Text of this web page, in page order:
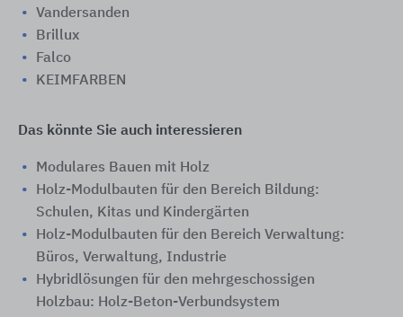
Vandersanden
Brillux
Falco
KEIMFARBEN
Das könnte Sie auch interessieren
Modulares Bauen mit Holz
Holz-Modulbauten für den Bereich Bildung:
Schulen, Kitas und Kindergärten
Holz-Modulbauten für den Bereich Verwaltung:
Büros, Verwaltung, Industrie
Hybridlösungen für den mehrgeschossigen
Holzbau: Holz-Beton-Verbundsystem